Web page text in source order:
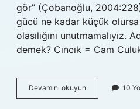
gör” (Çobanoğlu,
gücü ne kadar küçük
olasılığını unutmamalıyız.
demek? Cıncık = Cam
Devamını okuyun
Köse
10